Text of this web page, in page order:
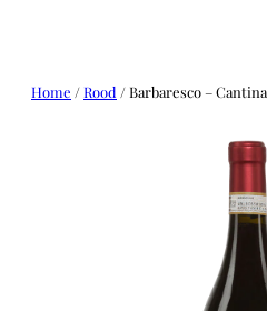
inhoud
Home / Rood / Barbaresco –